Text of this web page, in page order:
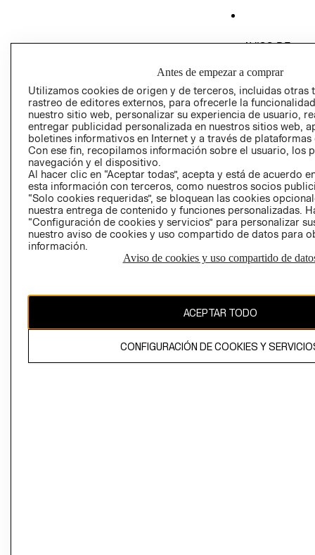
AVISO DE
GIFT CARD
AVISO DE
Perú (S/)
CAMBIAR REGIÓN
propiedad de H&M Hennes & Mauritz AB
Antes de empezar a comprar
Utilizamos cookies de origen y de terceros, incluidas otras
rastreo de editores externos, para ofrecerle la
nuestro sitio web, personalizar su experiencia de usuario,
entregar publicidad personalizada en nuestros sitios web,
boletines informativos en Internet y a través de plataformas
Con ese fin, recopilamos información sobre el usuario, los
navegación y el dispositivo.
Al hacer clic en “Aceptar todas”, acepta y está de acuerdo
esta información con terceros, como nuestros socios
“Solo cookies requeridas”, se bloquean las cookies
nuestra entrega de contenido y funciones personalizadas.
“Configuración de cookies y servicios” para personalizar
nuestro aviso de cookies y uso compartido de datos para
información.
Aviso de cookies y uso compartido de
ACEPTAR TODO
CONFIGURACIÓN DE COOKIES Y